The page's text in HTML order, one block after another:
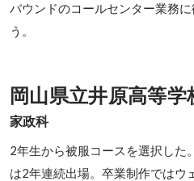
バウンドのコールセンター業務
う。
岡山県立井原高等学
家政科
2年生から被服コースを選択した
は2年連続出場。卒業制作ではウ